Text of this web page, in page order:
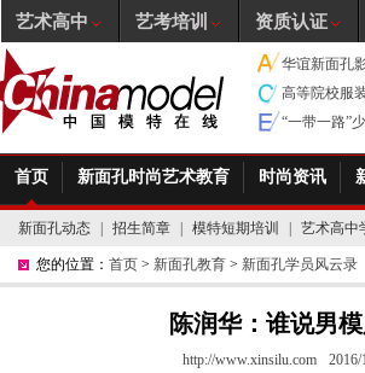
华谊新面孔
高等院校服
“一带一路”
首页 新面孔时尚艺术教育 时尚资讯
新面孔动态 招生简章 模特短期培训 艺术高中
您的位置： 首页 > 新面孔教育 > 新面孔学员风云录
陈润华：谁说男
http://www.xinsilu.com 2016/
艺术高中 艺考培训 资质认证